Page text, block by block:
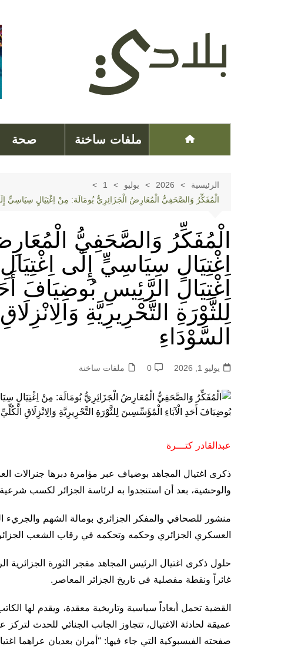
ملفات ساخنة صحة
الرئيسية 2026 يوليو
1
الْمُفَكِّرُ وَالصَّحَفِيُّ الْمُعَارِضُ الْجَزَائِرِيُّ بُومَالَة: مِنْ اِغْتِيَالٍ سِيَاسِيٍّ
الْمُفَكِّرُ وَالصَّحَفِيُّ
اِغْتِيَالٍ سِيَاسِيٍّ إِلَى
اِغْتِيَالِ الرَّئِيسِ بُوضِيَافَ
لِلثَّوْرَةِ التَّحْرِيرِيَّةِ
السَّوْدَاءِ
يوليو 1, 2026 0 ملفات ساخنة
عبدالقادر كتـــرة
ذكرى اغتيال المجاهد بوضياف عبر مؤامرة دبرها جنرالات
والوحشية، بعد أن استنجدوا به لرئاسة الجزائر لكسب
منشور للصحافي والمفكر الجزائري بومالة الشهم
العسكري الجزائري وحكمه وتحكمه في رقاب الشعب الجزائري
غائراً ونقطة مفصلية في تاريخ الجزائر المعاصر.
القضية تحمل أبعاداً سياسية وتاريخية معقدة، ويقدم لها
عميقة لحادثة الاغتيال، تتجاوز الجانب الجنائي للحدث
صفحته الفيسبوكية التي جاء فيها: “أمران بعديان عراهما